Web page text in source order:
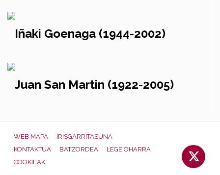
Iñaki Goenaga (1944-2002)
Juan San Martin (1922-2005)
WEB MAPA
IRISGARRITASUNA
KONTAKTUA
BATZORDEA
LEGE OHARRA
COOKIEAK